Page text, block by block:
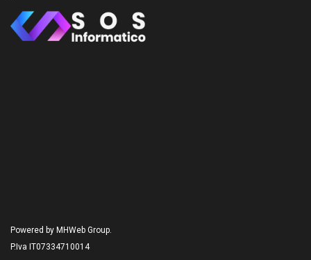
Powered by MHWeb Group.
P.Iva IT07334710014